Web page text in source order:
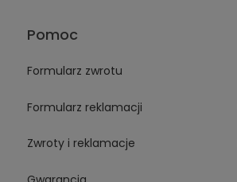
Pomoc
Formularz zwrotu
Formularz reklamacji
Zwroty i reklamacje